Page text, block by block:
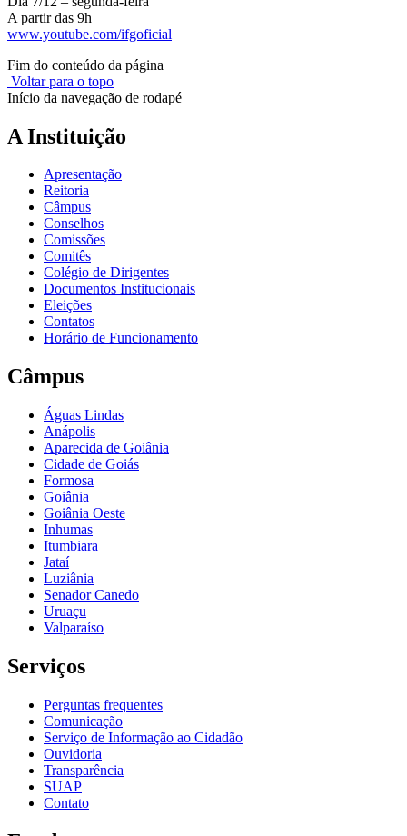
A partir das 9h
www.youtube.com/ifgoficial
Fim do conteúdo da página
Voltar para o topo
Início da navegação de rodapé
A Instituição
Apresentação
Reitoria
Câmpus
Conselhos
Comissões
Comitês
Colégio de Dirigentes
Documentos Institucionais
Eleições
Contatos
Horário de Funcionamento
Câmpus
Águas Lindas
Anápolis
Aparecida de Goiânia
Cidade de Goiás
Formosa
Goiânia
Goiânia Oeste
Inhumas
Itumbiara
Jataí
Luziânia
Senador Canedo
Uruaçu
Valparaíso
Serviços
Perguntas frequentes
Comunicação
Serviço de Informação ao Cidadão
Ouvidoria
Transparência
SUAP
Contato